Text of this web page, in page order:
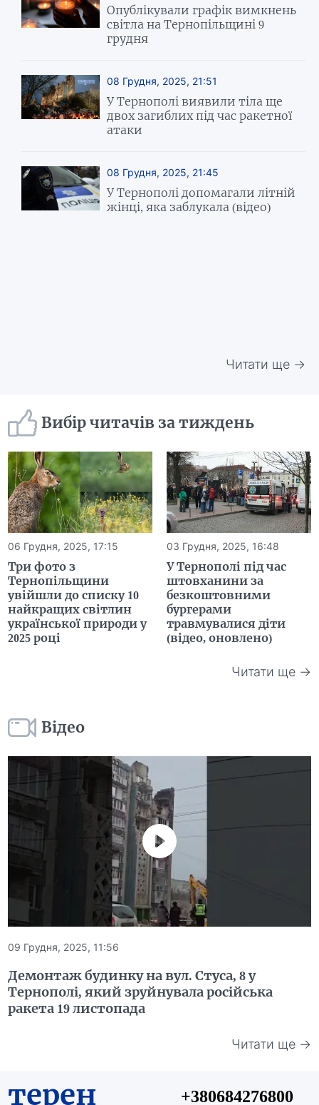
Опублікували графік вимкнень
світла на Тернопільщині 9
грудня
08 Грудня, 2025, 21:51
У Тернополі виявили тіла ще
двох загиблих під час ракетної
атаки
08 Грудня, 2025, 21:45
У Тернополі допомагали літній
жінці, яка заблукала (відео)
Читати ще →
Вибір читачів за тиждень
06 Грудня, 2025, 17:15
Три фото з
Тернопільщини
увійшли до списку 10
найкращих світлин
української природи у
2025 році
03 Грудня, 2025, 16:48
У Тернополі під час
штовханини за
безкоштовними
бургерами
травмувалися діти
(відео, оновлено)
Читати ще →
Відео
09 Грудня, 2025, 11:56
Демонтаж будинку на вул. Стуса, 8 у
Тернополі, який зруйнувала російська
ракета 19 листопада
Читати ще →
терен +380684276800